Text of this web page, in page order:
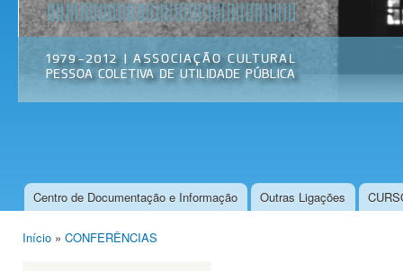
Menu principal
Centro de Documentação e Informação Outras Ligações
Início » CONFERÊNCIAS